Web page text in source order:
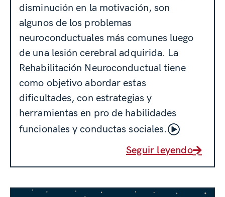
disminución en la motivación, son
algunos de los problemas
neuroconductuales más comunes luego
de una lesión cerebral adquirida. La
Rehabilitación Neuroconductual tiene
como objetivo abordar estas
dificultades, con estrategias y
herramientas en pro de habilidades
funcionales y conductas sociales.
Seguir leyendo